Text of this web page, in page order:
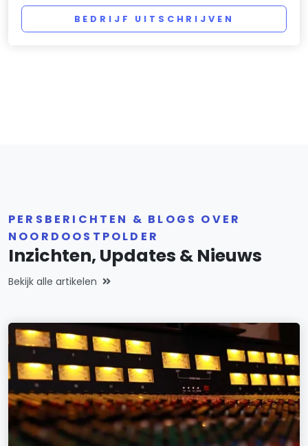
BEDRIJF UITSCHRIJVEN
PERSBERICHTEN & BLOGS OVER
NOORDOOSTPOLDER
Inzichten, Updates & Nieuws
Bekijk alle artikelen